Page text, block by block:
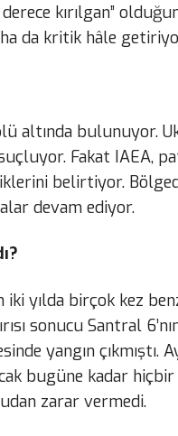
kırılgan”
da kritik hâle
altında bulunuyor.
Fakat IAEA,
belirtiyor.
devam ediyor.
yılda birçok kez
sonucu Santral
yangın çıkmıştı.
bugüne kadar
zarar vermedi.